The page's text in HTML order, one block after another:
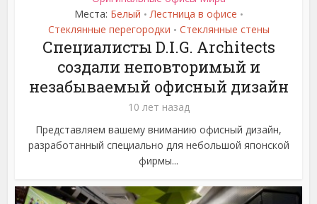
Места: Белый • Лестница в офисе •
Стеклянные перегородки • Стеклянные стены
Специалисты D.I.G. Architects
создали неповторимый и
незабываемый офисный дизайн
10 лет назад
Представляем вашему вниманию офисный дизайн,
разработанный специально для небольшой японской
фирмы...